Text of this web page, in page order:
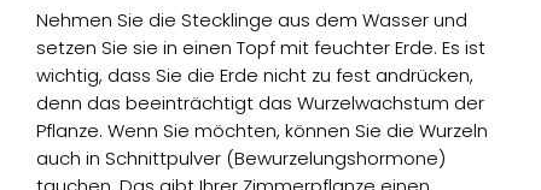
Nehmen Sie die Stecklinge aus dem Wasser und
setzen Sie sie in einen Topf mit feuchter Erde. Es ist
wichtig, dass Sie die Erde nicht zu fest andrücken,
denn das beeinträchtigt das Wurzelwachstum der
Pflanze. Wenn Sie möchten, können Sie die Wurzeln
auch in Schnittpulver (Bewurzelungshormone)